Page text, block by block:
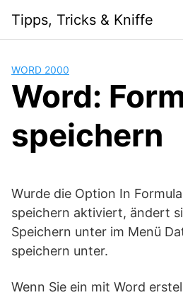
content
Tipps, Tricks & Kniffe
WORD 2000
Word:
speichern
Wurde die Option In
speichern aktiviert, ändert
Speichern unter im Menü
speichern unter.
Wenn Sie ein mit Word